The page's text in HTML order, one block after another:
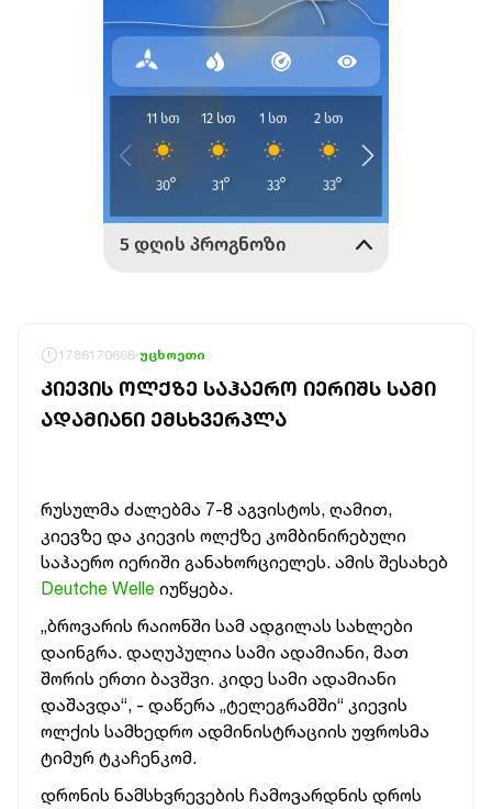
1786170668 უცხოეთი
ᲙᲘᲔᲕᲘᲡ ᲝᲚᲥᲖᲔ ᲡᲐᲰᲐᲔᲠᲝ ᲘᲔᲠᲘᲨᲡ ᲡᲐᲛᲘ
ᲐᲓᲐᲛᲘᲐᲜᲘ ᲔᲛᲡᲮᲕᲔᲠᲞᲚᲐ
რუსულმა ძალებმა 7-8 აგვისტოს, ღამით,
კიევზე და კიევის ოლქზე კომბინირებული
საჰაერო იერიში განახორციელეს. ამის შესახებ
Deutche Welle იუწყება.
„ბროვარის რაიონში სამ ადგილას სახლები
დაინგრა. დაღუპულია სამი ადამიანი, მათ
შორის ერთი ბავშვი. კიდე სამი ადამიანი
დაშავდა“, - დაწერა „ტელეგრამში“ კიევის
ოლქის სამხედრო ადმინისტრაციის უფროსმა
ტიმურ ტკაჩენკომ.
დრონის ნამსხვრევების ჩამოვარდნის დროს